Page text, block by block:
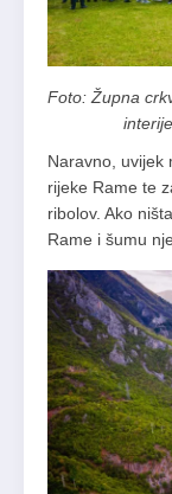
Foto: Župna
Naravno, uvijek
rijeke Rame te
ribolov. Ako
Rame i šumu